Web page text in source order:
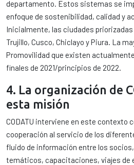
departamento. Estos sistemas se
enfoque de sostenibilidad, calidad y
Inicialmente, las ciudades priorizadas
Trujillo, Cusco, Chiclayo y Piura. La
Promovilidad que existen
finales de 2021/principios de 2022.
4. La organización de
esta misión
CODATU interviene en este contexto
cooperación al servicio de los
fluido de información entre los
temáticos, capacitaciones, viajes de